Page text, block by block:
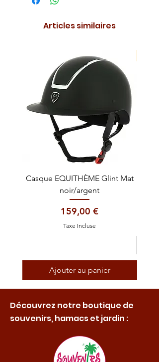
Articles similaires
Casque EQUITHÈME Glint Mat
noir/argent
Prix
159,00 €
Taxe Incluse
Ajouter au panier
Découvrez notre boutique de
souvenirs, hamacs et jardin :